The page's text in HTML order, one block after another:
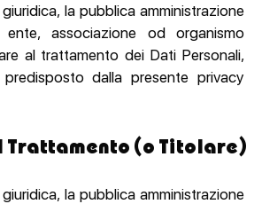
la pubblica amministrazione
associazione od organismo
al trattamento dei Dati Personali,
dalla presente privacy
Trattamento (o Titolare)
la pubblica amministrazione